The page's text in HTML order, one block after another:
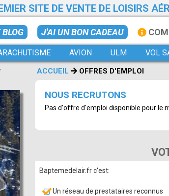
SITE DE VENTE DE LOISIRS
BLOG J'AI UN BON CADEAU
AVION ULM VOL
ACCUEIL OFFRES D'EMPLOI
NOUS RECRUTONS
Pas d'offre d'emploi disponible pour le
Baptemedelair.fr c'est:
Un réseau de prestataires reconnus